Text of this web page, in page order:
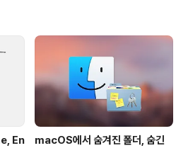
깊숙한 곳에 있는 폴더
로 이동....' 운영체제
근케 해주는 '폴더로 이
기능이 추가된 것입니
+ ..
En
macOS에서 숨겨진 폴더, 숨긴